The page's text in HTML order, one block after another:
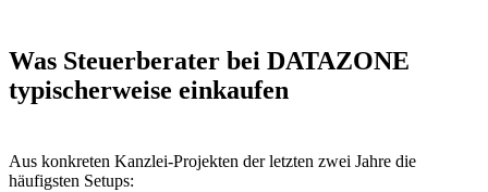
Was Steuerberater bei DATAZONE
typischerweise einkaufen
Aus konkreten Kanzlei-Projekten der letzten zwei Jahre die
häufigsten Setups: